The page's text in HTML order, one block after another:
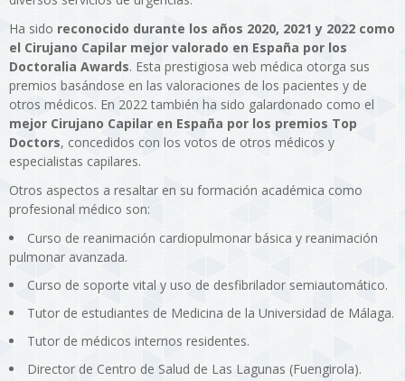
Ha sido reconocido durante los años 2020, 2021 y 2022 como
el Cirujano Capilar mejor valorado en España por los
Doctoralia Awards. Esta prestigiosa web médica otorga sus
premios basándose en las valoraciones de los pacientes y de
otros médicos. En 2022 también ha sido galardonado como el
mejor Cirujano Capilar en España por los premios Top
Doctors, concedidos con los votos de otros médicos y
especialistas capilares.
Otros aspectos a resaltar en su formación académica como
profesional médico son:
Curso de reanimación cardiopulmonar básica y reanimación
pulmonar avanzada.
Curso de soporte vital y uso de desfibrilador semiautomático.
Tutor de estudiantes de Medicina de la Universidad de Málaga.
Tutor de médicos internos residentes.
Director de Centro de Salud de Las Lagunas (Fuengirola).